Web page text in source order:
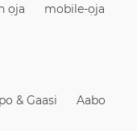
ọja
mobile-ọja
& Gaasi
Aabo